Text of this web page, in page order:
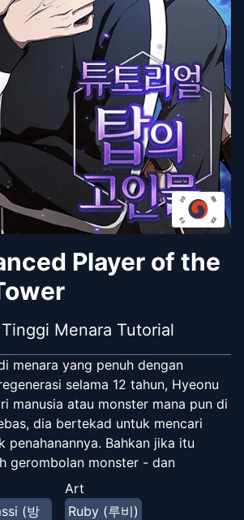
Player of the
Menara Tutorial
menara yang penuh dengan
selama 12 tahun, Hyeonu
manusia atau monster mana pun di
dia bertekad untuk mencari
penahanannya. Bahkan jika itu
gerombolan monster - dan
di sepanjang jalan.
(방
Art
Ruby (루비)